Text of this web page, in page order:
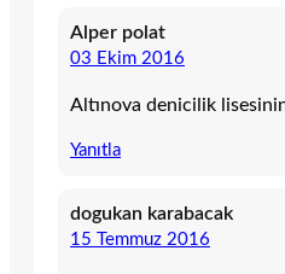
Alper polat
03 Ekim 2016
Altınova denicilik
Yanıtla
dogukan karabacak
15 Temmuz 2016